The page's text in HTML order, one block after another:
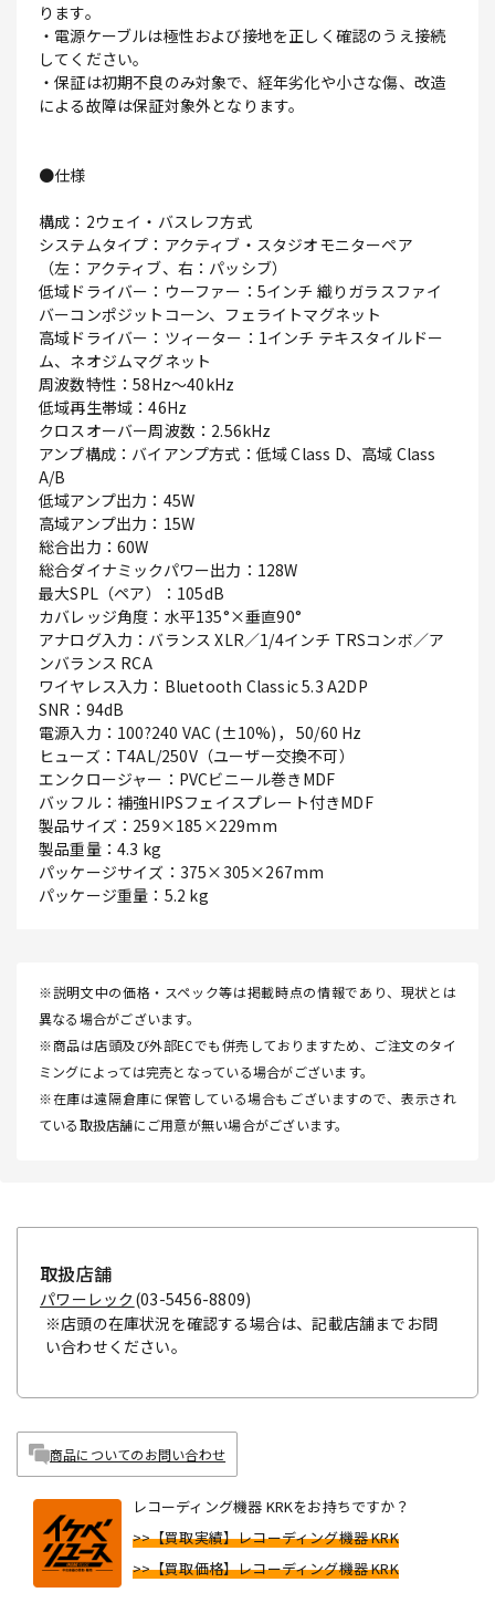
ります。
・電源ケーブルは極性および接地を正しく確認のうえ接続
してください。
・保証は初期不良のみ対象で、経年劣化や小さな傷、改造
による故障は保証対象外となります。
●仕様
構成：2ウェイ・バスレフ方式
システムタイプ：アクティブ・スタジオモニターペア
（左：アクティブ、右：パッシブ）
低域ドライバー：ウーファー：5インチ 織りガラスファイ
バーコンポジットコーン、フェライトマグネット
高域ドライバー：ツィーター：1インチ テキスタイルドー
ム、ネオジムマグネット
周波数特性：58Hz～40kHz
低域再生帯域：46Hz
クロスオーバー周波数：2.56kHz
アンプ構成：バイアンプ方式：低域 Class D、高域 Class
A/B
低域アンプ出力：45W
高域アンプ出力：15W
総合出力：60W
総合ダイナミックパワー出力：128W
最大SPL（ペア）：105dB
カバレッジ角度：水平135°×垂直90°
アナログ入力：バランス XLR／1/4インチ TRSコンボ／ア
ンバランス RCA
ワイヤレス入力：Bluetooth Classic 5.3 A2DP
SNR：94dB
電源入力：100?240 VAC (±10%)， 50/60 Hz
ヒューズ：T4AL/250V（ユーザー交換不可）
エンクロージャー：PVCビニール巻きMDF
バッフル：補強HIPSフェイスプレート付きMDF
製品サイズ：259×185×229mm
製品重量：4.3 kg
パッケージサイズ：375×305×267mm
パッケージ重量：5.2 kg
※説明文中の価格・スペック等は掲載時点の情報であり、現状とは
異なる場合がございます。
※商品は店頭及び外部ECでも併売しておりますため、ご注文のタイ
ミングによっては完売となっている場合がございます。
※在庫は遠隔倉庫に保管している場合もございますので、表示され
ている取扱店舗にご用意が無い場合がございます。
取扱店舗
パワーレック (03-5456-8809)
※店頭の在庫状況を確認する場合は、記載店舗までお問
い合わせください。
商品についてのお問い合わせ
レコーディング機器 KRKをお持ちですか？
>>【買取実績】レコーディング機器 KRK
>>【買取価格】レコーディング機器 KRK